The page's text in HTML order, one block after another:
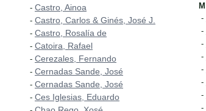
- Castro, Ainoa
- Castro, Carlos & Ginés, José J.
- Castro, Rosalía de
- Catoira, Rafael
- Cerezales, Fernando
- Cernadas Sande, José
- Cernadas Sande, José
- Ces Iglesias, Eduardo
M
-
-
-
-
-
-
-
-